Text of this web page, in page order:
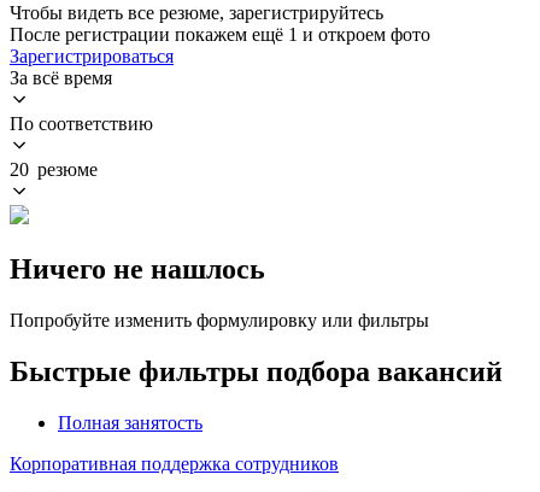
Чтобы видеть все резюме, зарегистрируйтесь
После регистрации покажем ещё 1 и откроем фото
Зарегистрироваться
За всё время
По соответствию
20 резюме
Ничего не нашлось
Попробуйте изменить формулировку или фильтры
Быстрые фильтры подбора вакансий
Полная занятость
Корпоративная поддержка сотрудников